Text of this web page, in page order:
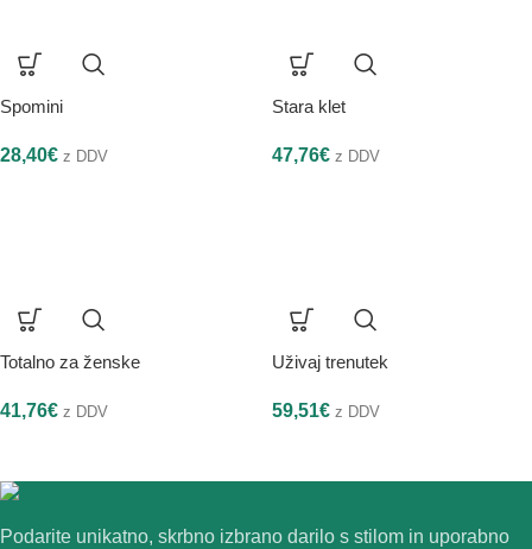
Spomini
28,40€ z DDV
Stara klet
47,76€ z DDV
Totalno za ženske
41,76€ z DDV
Uživaj trenutek
59,51€ z DDV
Podarite unikatno, skrbno izbrano darilo s stilom in uporabno